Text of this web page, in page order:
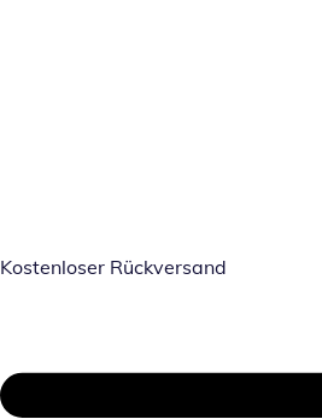
Kostenloser Rückversand